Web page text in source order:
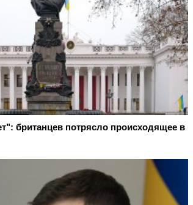
британцев потрясло происходящее в